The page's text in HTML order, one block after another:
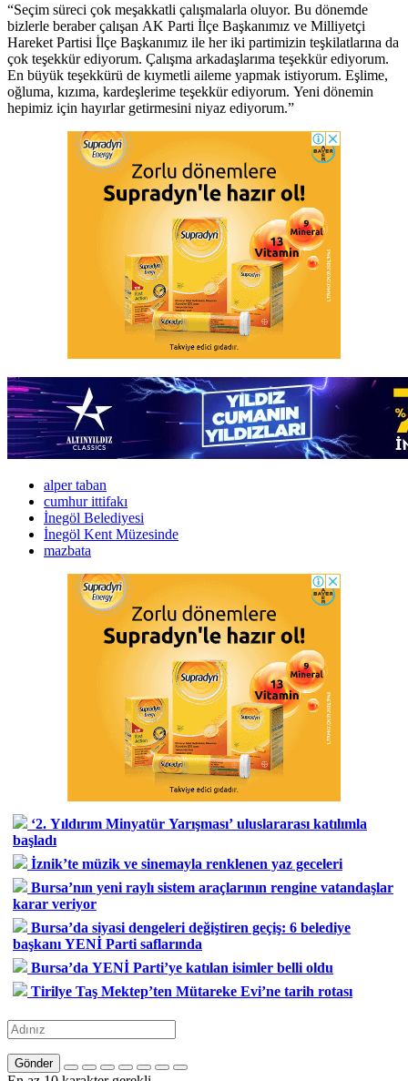
“Seçim süreci çok meşakkatli çalışmalarla oluyor. Bu dönemde
bizlerle beraber çalışan AK Parti İlçe Başkanımız ve Milliyetçi
Hareket Partisi İlçe Başkanımız ile her iki partimizin teşkilatlarına da
çok teşekkür ediyorum. Çalışma arkadaşlarıma teşekkür ediyorum.
En büyük teşekkürü de kıymetli aileme yapmak istiyorum. Eşlime,
oğluma, kızıma, kardeşlerime teşekkür ediyorum. Yeni dönemin
hepimiz için hayırlar getirmesini niyaz ediyorum.”
alper taban
cumhur ittifakı
İnegöl Belediyesi
İnegöl Kent Müzesinde
mazbata
‘2. Yıldırım Minyatür Yarışması’ uluslararası katılımla
başladı
İznik’te müzik ve sinemayla renklenen yaz geceleri
Bursa’nın yeni raylı sistem araçlarının rengine vatandaşlar
karar veriyor
Bursa’da siyasi dengeleri değiştiren geçiş: 6 belediye
başkanı YENİ Parti saflarında
Bursa’da YENİ Parti’ye katılan isimler belli oldu
Tirilye Taş Mektep’ten Mütareke Evi’ne tarih rotası
Gönder